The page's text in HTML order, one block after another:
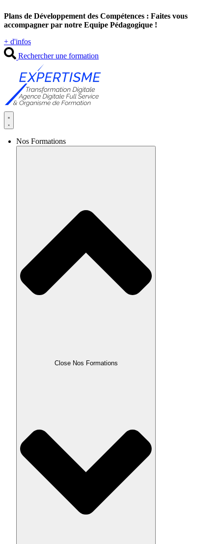
au
contenu
Plans de Développement des Compétences : Faites vous
accompagner par notre Equipe Pédagogique !
+ d'infos
Rechercher une formation
Nos Formations
Close Nos Formations